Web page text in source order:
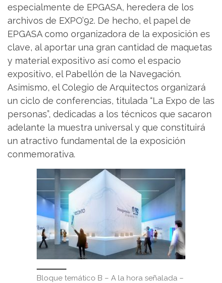
especialmente de EPGASA, heredera de los
archivos de EXPO’92. De hecho, el papel de
EPGASA como organizadora de la exposición es
clave, al aportar una gran cantidad de maquetas
y material expositivo así como el espacio
expositivo, el Pabellón de la Navegación.
Asimismo, el Colegio de Arquitectos organizará
un ciclo de conferencias, titulada “La Expo de las
personas”, dedicadas a los técnicos que sacaron
adelante la muestra universal y que constituirá
un atractivo fundamental de la exposición
conmemorativa.
Bloque temático B – A la hora señalada –